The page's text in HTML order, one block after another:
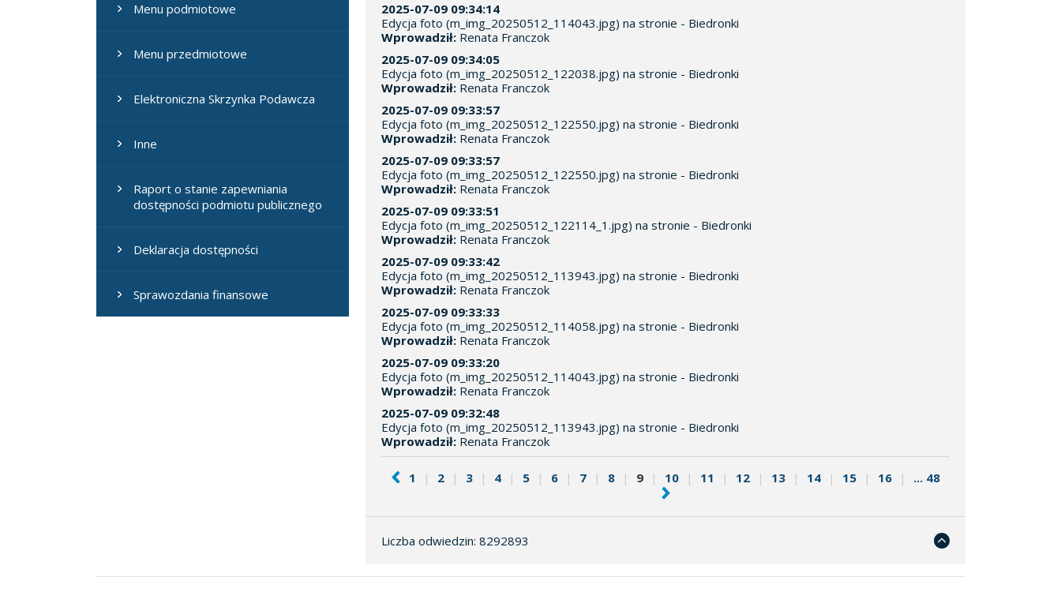
Menu podmiotowe
Menu przedmiotowe
Elektroniczna Skrzynka Podawcza
Inne
Raport o stanie zapewniania
dostępności podmiotu publicznego
Deklaracja dostępności
Sprawozdania finansowe
2025-07-09 09:34:14
Edycja foto (m_img_20250512_114043.jpg) na stronie - Biedronki
Wprowadził:Renata Franczok
2025-07-09 09:34:05
Edycja foto (m_img_20250512_122038.jpg) na stronie - Biedronki
Wprowadził:Renata Franczok
2025-07-09 09:33:57
Edycja foto (m_img_20250512_122550.jpg) na stronie - Biedronki
Wprowadził:Renata Franczok
2025-07-09 09:33:57
Edycja foto (m_img_20250512_122550.jpg) na stronie - Biedronki
Wprowadził:Renata Franczok
2025-07-09 09:33:51
Edycja foto (m_img_20250512_122114_1.jpg) na stronie - Biedronki
Wprowadził:Renata Franczok
2025-07-09 09:33:42
Edycja foto (m_img_20250512_113943.jpg) na stronie - Biedronki
Wprowadził:Renata Franczok
2025-07-09 09:33:33
Edycja foto (m_img_20250512_114058.jpg) na stronie - Biedronki
Wprowadził:Renata Franczok
2025-07-09 09:33:20
Edycja foto (m_img_20250512_114043.jpg) na stronie - Biedronki
Wprowadził:Renata Franczok
2025-07-09 09:32:48
Edycja foto (m_img_20250512_113943.jpg) na stronie - Biedronki
Wprowadził:Renata Franczok
1 | 2 | 3 | 4 | 5 | 6 | 7 | 8 | 9 | 10 | 11 | 12 | 13 | 14 | 15 | 16 | ... 48
Liczba odwiedzin: 8292893